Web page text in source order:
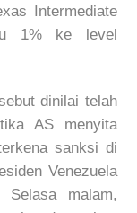
Intermediate
1% ke level
dinilai telah
AS menyita
sanksi di
Venezuela
Selasa malam,